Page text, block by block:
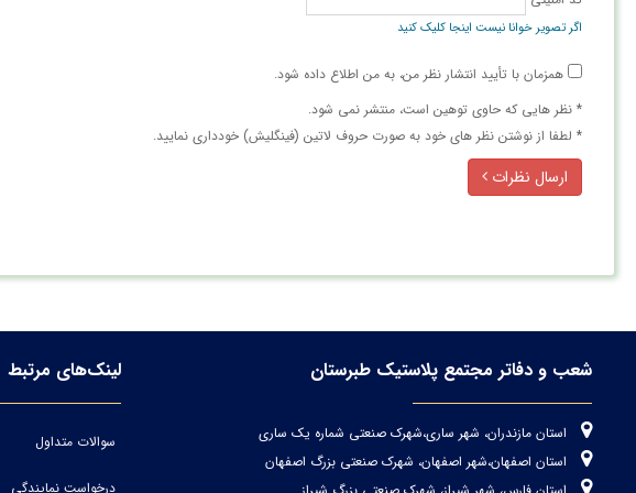
اگر تصویر خوانا نیست اینجا کلیک کنید
همزمان با تأیید انتشار نظر من، به من اطلاع داده شود.
* نظر هایی كه حاوی توهین است، منتشر نمی شود.
* لطفا از نوشتن نظر های خود به صورت حروف لاتین (فینگلیش) خودداری نمایید.
ارسال نظرات
شعب و دفاتر مجتمع پلاستیک طبرستان
استان مازندران، شهر ساری،شهرک صنعتی شماره یک ساری
استان اصفهان،شهر اصفهان، شهرک صنعتی بزرگ اصفهان
لینک‌های مرتبط
سوالات متداول
درخواست نمایندگی